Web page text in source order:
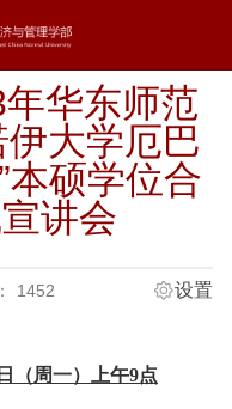
年华东师范
大学厄巴
本硕学位合
讲会
1452 设置
（周一）上午9点